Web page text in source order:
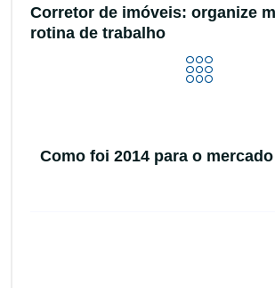
Corretor de imóveis: organize
rotina de trabalho
Como foi 2014 para o